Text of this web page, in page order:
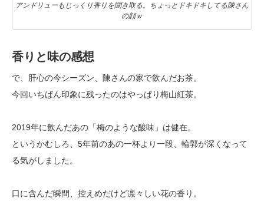
アンドリューもじっくり香りを聞き取る。ちょっとドキドキしてる陳さん
の顔ｗ
香りと味の感想
で、肝心の今シーズン、陳さんの家で飲んだお茶。
今回いちばん印象に残ったのはやっぱり梅山紅茶。
2019年に飲んだあの「梅のような酸味」は健在。
というかむしろ、5年前のあの一杯より一段、輪郭が深くなって
る気がしました。
口に含んだ瞬間、控えめだけど凛々しい花の香り。